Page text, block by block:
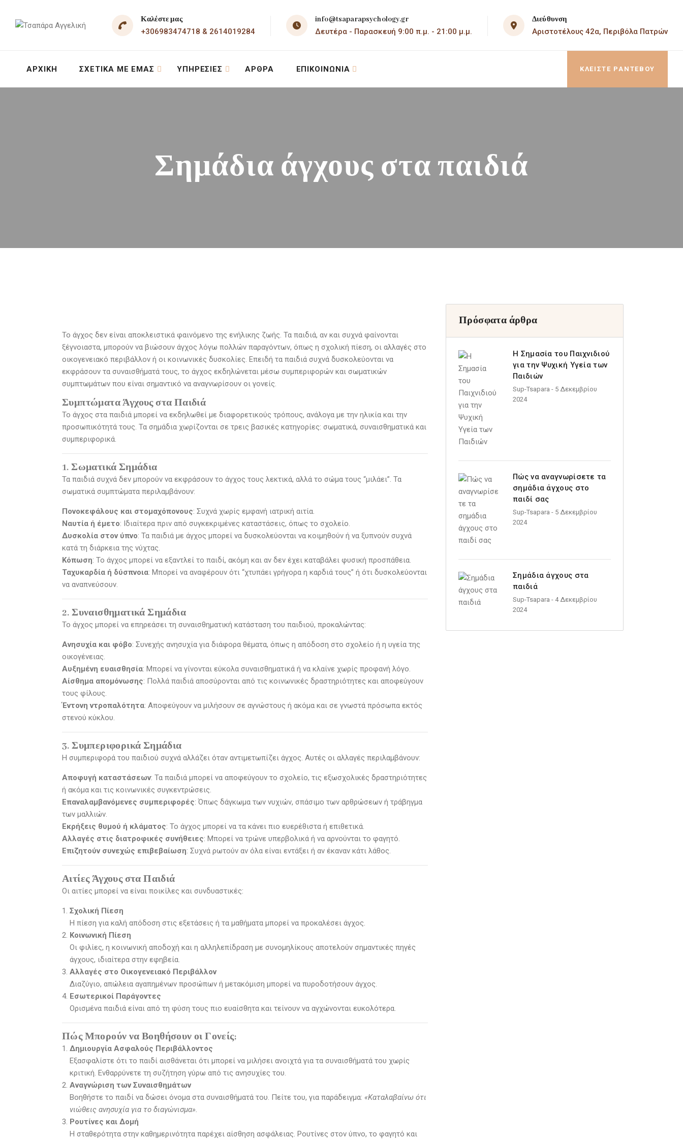
Καλέστε μας
+306983474718 & 2614019284
info@tsaparapsychology.gr
Δευτέρα - Παρασκευή 9:00 π.μ. - 21:00 μ.μ.
Διεύθυνση
Αριστοτέλους 42α, Περιβόλα Πατρών
ΑΡΧΙΚΉ ΣΧΕΤΙΚΆ ΜΕ ΕΜΆΣ ΥΠΗΡΕΣΊΕΣ ΆΡΘΡΑ ΕΠΙΚΟΙΝΩΝΊΑ ΚΛΕΙΣΤΕ ΡΑΝΤΕΒΟΥ
Σημάδια άγχους στα παιδιά
Το άγχος δεν είναι αποκλειστικά φαινόμενο της ενήλικης ζωής. Τα παιδιά, αν και συχνά φαίνονται
ξέγνοιαστα, μπορούν να βιώσουν άγχος λόγω πολλών παραγόντων, όπως η σχολική πίεση, οι αλλαγές στο
οικογενειακό περιβάλλον ή οι κοινωνικές δυσκολίες. Επειδή τα παιδιά συχνά δυσκολεύονται να
εκφράσουν τα συναισθήματά τους, το άγχος εκδηλώνεται μέσω συμπεριφορών και σωματικών
συμπτωμάτων που είναι σημαντικό να αναγνωρίσουν οι γονείς.
Συμπτώματα Άγχους στα Παιδιά
Το άγχος στα παιδιά μπορεί να εκδηλωθεί με διαφορετικούς τρόπους, ανάλογα με την ηλικία και την
προσωπικότητά τους. Τα σημάδια χωρίζονται σε τρεις βασικές κατηγορίες: σωματικά, συναισθηματικά και
συμπεριφορικά.
1. Σωματικά Σημάδια
Τα παιδιά συχνά δεν μπορούν να εκφράσουν το άγχος τους λεκτικά, αλλά το σώμα τους “μιλάει”. Τα
σωματικά συμπτώματα περιλαμβάνουν:
Πονοκεφάλους και στομαχόπονους: Συχνά χωρίς εμφανή ιατρική αιτία.
Ναυτία ή έμετο: Ιδιαίτερα πριν από συγκεκριμένες καταστάσεις, όπως το σχολείο.
Δυσκολία στον ύπνο: Τα παιδιά με άγχος μπορεί να δυσκολεύονται να κοιμηθούν ή να ξυπνούν συχνά
κατά τη διάρκεια της νύχτας.
Κόπωση: Το άγχος μπορεί να εξαντλεί το παιδί, ακόμη και αν δεν έχει καταβάλει φυσική προσπάθεια.
Ταχυκαρδία ή δύσπνοια: Μπορεί να αναφέρουν ότι “χτυπάει γρήγορα η καρδιά τους” ή ότι δυσκολεύονται
να αναπνεύσουν.
2. Συναισθηματικά Σημάδια
Το άγχος μπορεί να επηρεάσει τη συναισθηματική κατάσταση του παιδιού, προκαλώντας:
Ανησυχία και φόβο: Συνεχής ανησυχία για διάφορα θέματα, όπως η απόδοση στο σχολείο ή η υγεία της
οικογένειας.
Αυξημένη ευαισθησία: Μπορεί να γίνονται εύκολα συναισθηματικά ή να κλαίνε χωρίς προφανή λόγο.
Αίσθημα απομόνωσης: Πολλά παιδιά αποσύρονται από τις κοινωνικές δραστηριότητες και αποφεύγουν
τους φίλους.
Έντονη ντροπαλότητα: Αποφεύγουν να μιλήσουν σε αγνώστους ή ακόμα και σε γνωστά πρόσωπα εκτός
στενού κύκλου.
3. Συμπεριφορικά Σημάδια
Η συμπεριφορά του παιδιού συχνά αλλάζει όταν αντιμετωπίζει άγχος. Αυτές οι αλλαγές περιλαμβάνουν:
Αποφυγή καταστάσεων: Τα παιδιά μπορεί να αποφεύγουν το σχολείο, τις εξωσχολικές δραστηριότητες
ή ακόμα και τις κοινωνικές συγκεντρώσεις.
Επαναλαμβανόμενες συμπεριφορές: Όπως δάγκωμα των νυχιών, σπάσιμο των αρθρώσεων ή τράβηγμα
των μαλλιών.
Εκρήξεις θυμού ή κλάματος: Το άγχος μπορεί να τα κάνει πιο ευερέθιστα ή επιθετικά.
Αλλαγές στις διατροφικές συνήθειες: Μπορεί να τρώνε υπερβολικά ή να αρνούνται το φαγητό.
Επιζητούν συνεχώς επιβεβαίωση: Συχνά ρωτούν αν όλα είναι εντάξει ή αν έκαναν κάτι λάθος.
Αιτίες Άγχους στα Παιδιά
Οι αιτίες μπορεί να είναι ποικίλες και συνδυαστικές:
Σχολική Πίεση
Η πίεση για καλή απόδοση στις εξετάσεις ή τα μαθήματα μπορεί να προκαλέσει άγχος.
Κοινωνική Πίεση
Οι φιλίες, η κοινωνική αποδοχή και η αλληλεπίδραση με συνομηλίκους αποτελούν σημαντικές πηγές
άγχους, ιδιαίτερα στην εφηβεία.
Αλλαγές στο Οικογενειακό Περιβάλλον
Διαζύγιο, απώλεια αγαπημένων προσώπων ή μετακόμιση μπορεί να πυροδοτήσουν άγχος.
Εσωτερικοί Παράγοντες
Ορισμένα παιδιά είναι από τη φύση τους πιο ευαίσθητα και τείνουν να αγχώνονται ευκολότερα.
Πώς Μπορούν να Βοηθήσουν οι Γονείς;
Δημιουργία Ασφαλούς Περιβάλλοντος
Εξασφαλίστε ότι το παιδί αισθάνεται ότι μπορεί να μιλήσει ανοιχτά για τα συναισθήματά του χωρίς
κριτική. Ενθαρρύνετε τη συζήτηση γύρω από τις ανησυχίες του.
Αναγνώριση των Συναισθημάτων
Βοηθήστε το παιδί να δώσει όνομα στα συναισθήματά του. Πείτε του, για παράδειγμα: «Καταλαβαίνω ότι
νιώθεις ανησυχία για το διαγώνισμα».
Ρουτίνες και Δομή
Η σταθερότητα στην καθημερινότητα παρέχει αίσθηση ασφάλειας. Ρουτίνες στον ύπνο, το φαγητό και
Πρόσφατα άρθρα
Η Σημασία του Παιχνιδιού
για την Ψυχική Υγεία των
Παιδιών
Sup-Tsapara - 5 Δεκεμβρίου
2024
Πώς να αναγνωρίσετε τα
σημάδια άγχους στο
παιδί σας
Sup-Tsapara - 5 Δεκεμβρίου
2024
Σημάδια άγχους στα
παιδιά
Sup-Tsapara - 4 Δεκεμβρίου
2024